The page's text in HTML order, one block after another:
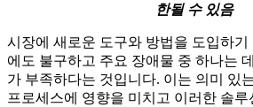
한될 수 있음
시장에 새로운 도구와 방법을 도입하
에도 불구하고 주요 장애물 중 하나는
가 부족하다는 것입니다. 이는 의미 있
프로세스에 영향을 미치고 이러한 솔